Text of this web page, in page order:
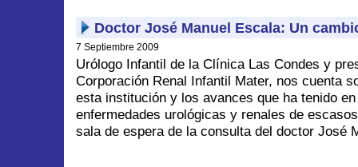
Doctor José Manuel Escala: Un
7 Septiembre 2009
Urólogo Infantil de la Clínica Las Condes y
Corporación Renal Infantil Mater, nos cuenta
esta institución y los avances que ha tenido
enfermedades urológicas y renales de
sala de espera de la consulta del doctor José